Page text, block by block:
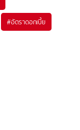
#อัตราดอกเบี้ย